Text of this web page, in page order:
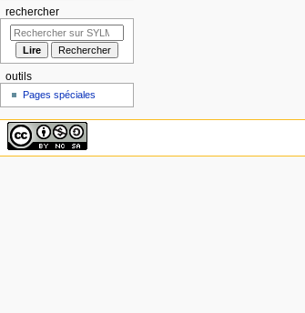
rechercher
outils
Pages spéciales